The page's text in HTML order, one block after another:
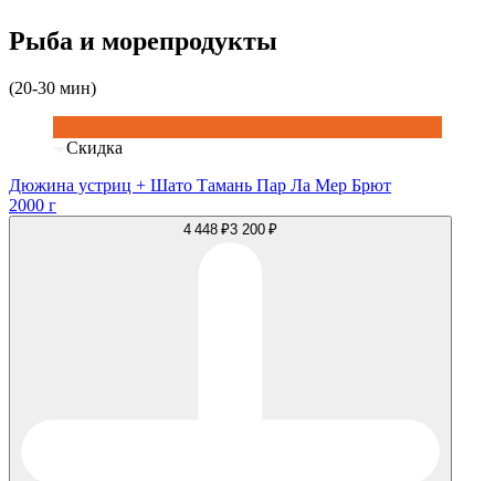
Рыба и морепродукты
(20-30 мин)
Скидка
Дюжина устриц + Шато Тамань Пар Ла Мер Брют
2000 г
4 448 ₽3 200 ₽